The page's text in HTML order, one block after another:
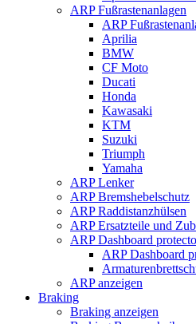
ARP Fußrastenanlagen
ARP
Aprilia
BMW
CF Moto
Ducati
Honda
Kawasaki
KTM
Suzuki
Triumph
Yamaha
ARP Lenker
ARP Bremshebelschutz
ARP Raddistanzhülsen
ARP Ersatzteile und
ARP Dashboard
ARP Dashboard
ARP anzeigen
Braking
Braking anzeigen